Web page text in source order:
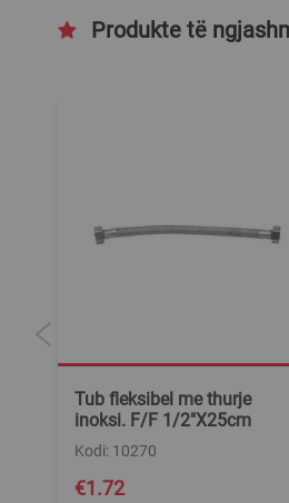
Produkte të
Tub fleksibel me thurje
inoksi. F/F 1/2"X25cm
€1.72
Kodi: 10270